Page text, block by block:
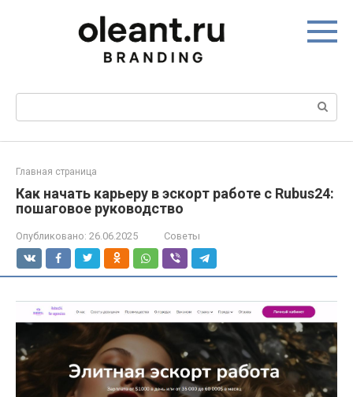
Поиск:
Главная страница
Как начать карьеру в эскорт работе с Rubus24:
пошаговое руководство
Опубликовано: 26.06.2025 Советы